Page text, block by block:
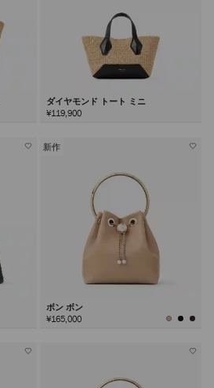
ダイヤモンド トート ミニ
¥119,900
新作
ボン ボン
¥165,000